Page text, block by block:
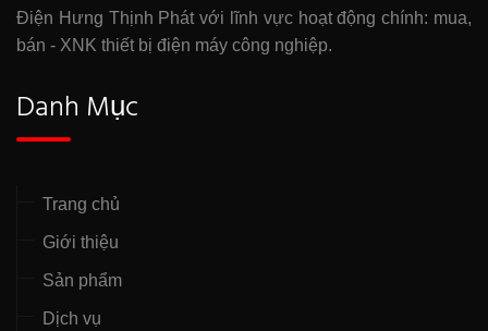
Điện Hưng Thịnh Phát với lĩnh vực hoạt động chính: mua,
bán - XNK thiết bị điện máy công nghiệp.
Danh Mục
Trang chủ
Giới thiệu
Sản phẩm
Dịch vụ